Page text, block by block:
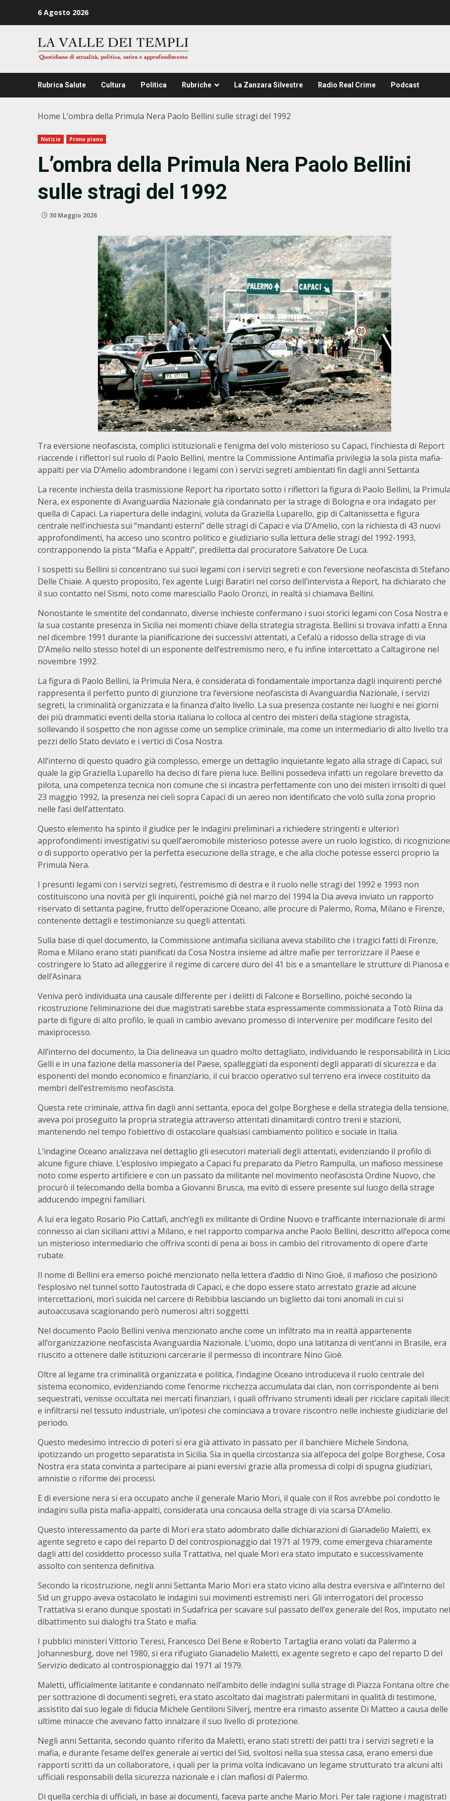
6 Agosto 2026
Rubrica Salute Cultura Politica Rubriche La Zanzara Silvestre Radio Real Crime Podcast
Home L’ombra della Primula Nera Paolo Bellini sulle stragi del 1992
Notizie Primo piano
L’ombra della Primula Nera Paolo Bellini
sulle stragi del 1992
30 Maggio 2026
Tra eversione neofascista, complici istituzionali e l’enigma del volo misterioso su Capaci, l’inchiesta di Report
riaccende i riflettori sul ruolo di Paolo Bellini, mentre la Commissione Antimafia privilegia la sola pista mafia-
appalti per via D’Amelio adombrandone i legami con i servizi segreti ambientati fin dagli anni Settanta
La recente inchiesta della trasmissione Report ha riportato sotto i riflettori la figura di Paolo Bellini, la
Nera, ex esponente di Avanguardia Nazionale già condannato per la strage di Bologna e ora indagato per
quella di Capaci. La riapertura delle indagini, voluta da Graziella Luparello, gip di Caltanissetta e figura
centrale nell’inchiesta sui “mandanti esterni” delle stragi di Capaci e via D’Amelio, con la richiesta di 43 nuovi
approfondimenti, ha acceso uno scontro politico e giudiziario sulla lettura delle stragi del 1992-1993,
contrapponendo la pista “Mafia e Appalti”, prediletta dal procuratore Salvatore De Luca.
I sospetti su Bellini si concentrano sui suoi legami con i servizi segreti e con l’eversione neofascista di Stefano
Delle Chiaie. A questo proposito, l’ex agente Luigi Baratiri nel corso dell’intervista a Report, ha dichiarato che
il suo contatto nel Sismi, noto come maresciallo Paolo Oronzi, in realtà si chiamava Bellini.
Nonostante le smentite del condannato, diverse inchieste confermano i suoi storici legami con Cosa Nostra e
la sua costante presenza in Sicilia nei momenti chiave della strategia stragista. Bellini si trovava infatti a Enna
nel dicembre 1991 durante la pianificazione dei successivi attentati, a Cefalù a ridosso della strage di via
D’Amelio nello stesso hotel di un esponente dell’estremismo nero, e fu infine intercettato a Caltagirone nel
novembre 1992.
La figura di Paolo Bellini, la Primula Nera, è considerata di fondamentale importanza dagli inquirenti perché
rappresenta il perfetto punto di giunzione tra l’eversione neofascista di Avanguardia Nazionale, i servizi
segreti, la criminalità organizzata e la finanza d’alto livello. La sua presenza costante nei luoghi e nei giorni
dei più drammatici eventi della storia italiana lo colloca al centro dei misteri della stagione stragista,
sollevando il sospetto che non agisse come un semplice criminale, ma come un intermediario di alto livello tra
pezzi dello Stato deviato e i vertici di Cosa Nostra.
All’interno di questo quadro già complesso, emerge un dettaglio inquietante legato alla strage di Capaci, sul
quale la gip Graziella Luparello ha deciso di fare piena luce. Bellini possedeva infatti un regolare brevetto da
pilota, una competenza tecnica non comune che si incastra perfettamente con uno dei misteri irrisolti di quel
23 maggio 1992, la presenza nei cieli sopra Capaci di un aereo non identificato che volò sulla zona proprio
nelle fasi dell’attentato.
Questo elemento ha spinto il giudice per le indagini preliminari a richiedere stringenti e ulteriori
approfondimenti investigativi su quell’aeromobile misterioso potesse avere un ruolo logistico, di ricognizione
o di supporto operativo per la perfetta esecuzione della strage, e che alla cloche potesse esserci proprio la
Primula Nera.
I presunti legami con i servizi segreti, l’estremismo di destra e il ruolo nelle stragi del 1992 e 1993 non
costituiscono una novità per gli inquirenti, poiché già nel marzo del 1994 la Dia aveva inviato un rapporto
riservato di settanta pagine, frutto dell’operazione Oceano, alle procure di Palermo, Roma, Milano e Firenze,
contenente dettagli e testimonianze su quegli attentati.
Sulla base di quel documento, la Commissione antimafia siciliana aveva stabilito che i tragici fatti di Firenze,
Roma e Milano erano stati pianificati da Cosa Nostra insieme ad altre mafie per terrorizzare il Paese e
costringere lo Stato ad alleggerire il regime di carcere duro del 41 bis e a smantellare le strutture di Pianosa e
dell’Asinara.
Veniva però individuata una causale differente per i delitti di Falcone e Borsellino, poiché secondo la
ricostruzione l’eliminazione dei due magistrati sarebbe stata espressamente commissionata a Totò Riina da
parte di figure di alto profilo, le quali in cambio avevano promesso di intervenire per modificare l’esito del
maxiprocesso.
All’interno del documento, la Dia delineava un quadro molto dettagliato, individuando le responsabilità in Licio
Gelli e in una fazione della massoneria del Paese, spalleggiati da esponenti degli apparati di sicurezza e da
esponenti del mondo economico e finanziario, il cui braccio operativo sul terreno era invece costituito da
membri dell’estremismo neofascista.
Questa rete criminale, attiva fin dagli anni settanta, epoca del golpe Borghese e della strategia della tensione,
aveva poi proseguito la propria strategia attraverso attentati dinamitardi contro treni e stazioni,
mantenendo nel tempo l’obiettivo di ostacolare qualsiasi cambiamento politico e sociale in Italia.
L’indagine Oceano analizzava nel dettaglio gli esecutori materiali degli attentati, evidenziando il profilo di
alcune figure chiave. L’esplosivo impiegato a Capaci fu preparato da Pietro Rampulla, un mafioso messinese
noto come esperto artificiere e con un passato da militante nel movimento neofascista Ordine Nuovo, che
procurò il telecomando della bomba a Giovanni Brusca, ma evitò di essere presente sul luogo della strage
adducendo impegni familiari.
A lui era legato Rosario Pio Cattafi, anch’egli ex militante di Ordine Nuovo e trafficante internazionale di armi
connesso ai clan siciliani attivi a Milano, e nel rapporto compariva anche Paolo Bellini, descritto all’epoca
un misterioso intermediario che offriva sconti di pena ai boss in cambio del ritrovamento di opere d’arte
rubate.
Il nome di Bellini era emerso poiché menzionato nella lettera d’addio di Nino Gioè, il mafioso che posizionò
l’esplosivo nel tunnel sotto l’autostrada di Capaci, e che dopo essere stato arrestato grazie ad alcune
intercettazioni, morì suicida nel carcere di Rebibbia lasciando un biglietto dai toni anomali in cui si
autoaccusava scagionando però numerosi altri soggetti.
Nel documento Paolo Bellini veniva menzionato anche come un infiltrato ma in realtà appartenente
all’organizzazione neofascista Avanguardia Nazionale. L’uomo, dopo una latitanza di vent’anni in Brasile, era
riuscito a ottenere dalle istituzioni carcerarie il permesso di incontrare Nino Gioè.
Oltre al legame tra criminalità organizzata e politica, l’indagine Oceano introduceva il ruolo centrale del
sistema economico, evidenziando come l’enorme ricchezza accumulata dai clan, non corrispondente ai beni
sequestrati, venisse occultata nei mercati finanziari, i quali offrivano strumenti ideali per riciclare capitali
e infiltrarsi nel tessuto industriale, un’ipotesi che cominciava a trovare riscontro nelle inchieste giudiziarie del
periodo.
Questo medesimo intreccio di poteri si era già attivato in passato per il banchiere Michele Sindona,
ipotizzando un progetto separatista in Sicilia. Sia in quella circostanza sia all’epoca del golpe Borghese, Cosa
Nostra era stata convinta a partecipare ai piani eversivi grazie alla promessa di colpi di spugna giudiziari,
amnistie o riforme dei processi.
E di eversione nera si era occupato anche il generale Mario Mori, il quale con il Ros avrebbe poi condotto le
indagini sulla pista mafia-appalti, considerata una concausa della strage di via scarsa D’Amelio.
Questo interessamento da parte di Mori era stato adombrato dalle dichiarazioni di Gianadelio Maletti, ex
agente segreto e capo del reparto D del controspionaggio dal 1971 al 1979, come emergeva chiaramente
dagli atti del cosiddetto processo sulla Trattativa, nel quale Mori era stato imputato e successivamente
assolto con sentenza definitiva.
Secondo la ricostruzione, negli anni Settanta Mario Mori era stato vicino alla destra eversiva e all’interno del
Sid un gruppo aveva ostacolato le indagini sui movimenti estremisti neri. Gli interrogatori del processo
Trattativa si erano dunque spostati in Sudafrica per scavare sul passato dell’ex generale del Ros, imputato nel
dibattimento sui dialoghi tra Stato e mafia.
I pubblici ministeri Vittorio Teresi, Francesco Del Bene e Roberto Tartaglia erano volati da Palermo a
Johannesburg, dove nel 1980, si era rifugiato Gianadelio Maletti, ex agente segreto e capo del reparto D del
Servizio dedicato al controspionaggio dal 1971 al 1979.
Maletti, ufficialmente latitante e condannato nell’ambito delle indagini sulla strage di Piazza Fontana oltre che
per sottrazione di documenti segreti, era stato ascoltato dai magistrati palermitani in qualità di testimone,
assistito dal suo legale di fiducia Michele Gentiloni Silverj, mentre era rimasto assente Di Matteo a causa delle
ultime minacce che avevano fatto innalzare il suo livello di protezione.
Negli anni Settanta, secondo quanto riferito da Maletti, erano stati stretti dei patti tra i servizi segreti e la
mafia, e durante l’esame dell’ex generale ai vertici del Sid, svoltosi nella sua stessa casa, erano emersi due
rapporti scritti da un collaboratore, i quali per la prima volta indicavano un legame strutturato tra alcuni alti
ufficiali responsabili della sicurezza nazionale e i clan mafiosi di Palermo.
Di quella cerchia di ufficiali, in base ai documenti, faceva parte anche Mario Mori. Per tale ragione i magistrati